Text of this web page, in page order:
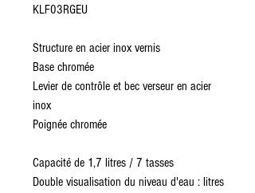
KLF03RGEU
Structure en acier inox vernis
Base chromée
Levier de contrôle et bec verseur en acier
inox
Poignée chromée
Capacité de 1,7 litres / 7 tasses
Double visualisation du niveau d'eau : litres